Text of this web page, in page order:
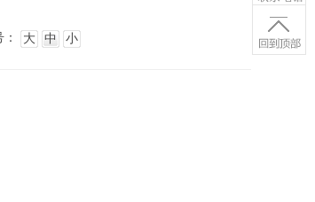
大 中 小